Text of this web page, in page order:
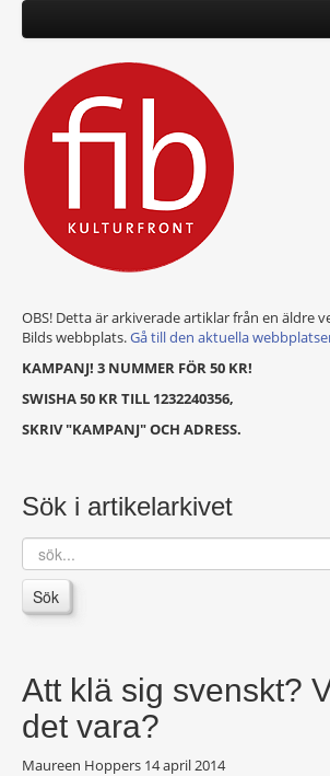
OBS! Detta är arkiverade artiklar från en äldre
Bilds webbplats.Gå till den aktuella
KAMPANJ! 3 NUMMER FÖR 50 KR!
SWISHA 50 KR TILL 1232240356,
SKRIV "KAMPANJ" OCH ADRESS.
Sök i artikelarkivet
sök...
Sök
Att klä sig svenskt?
det vara?
Maureen Hoppers 14 april 2014